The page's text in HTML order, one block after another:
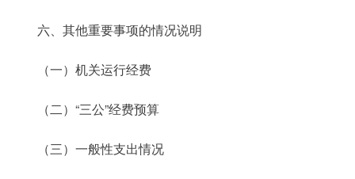
六、其他重要事项的情况说明
（一）机关运行经费
（二）“三公”经费预算
（三）一般性支出情况